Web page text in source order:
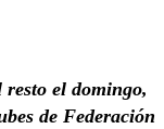
resto el domingo,
de Federación